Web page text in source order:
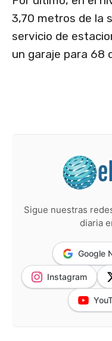
3,70 metros de la
servicio de
un garaje para 68
Sigue nuestras
diaria
Google
Instagram